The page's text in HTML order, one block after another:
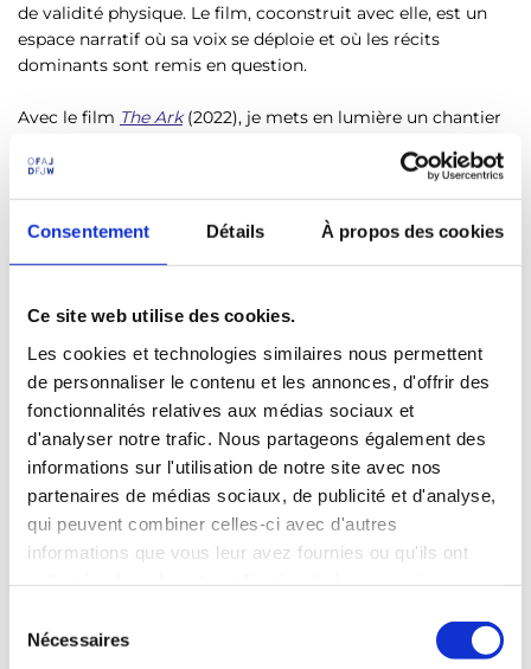
Consentement Détails À propos des cookies
Ce site web utilise des cookies.
Les cookies et technologies similaires nous permettent
de personnaliser le contenu et les annonces, d'offrir des
fonctionnalités relatives aux médias sociaux et
d'analyser notre trafic. Nous partageons également des
informations sur l'utilisation de notre site avec nos
partenaires de médias sociaux, de publicité et d'analyse,
qui peuvent combiner celles-ci avec d'autres
informations que vous leur avez fournies ou qu'ils ont
Nécessaires
de validité physique. Le film, coconstruit avec elle, est un
espace narratif où sa voix se déploie et où les récits
dominants sont remis en question.
Avec le film The Ark (2022), je mets en lumière un chantier
salle de sport en accès libre. Ce lieu interstitiel est traversé
par des cultures urbaines, des langages et des statuts
sociaux hétérogènes. Et le film, en mêlant justement
documentaire et fiction, incarne aussi cette
interpénétration et rend visibles de nouvelles formes de
Enfin, dansLa grosse moula ou li michan(2021), je travaille
directement la pluralité linguistique algérienne comme
matériau, en révélant comment les langues façonnent
notre rapport à l’espace public, en accentuant ou en
contournant les lignes de fracture héritées de l’Histoire.